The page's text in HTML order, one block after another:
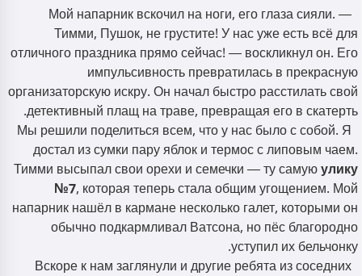
Мой напарник вскочил на ноги, его глаза сияли. —
Тимми, Пушок, не грустите! У нас уже есть всё для
отличного праздника прямо сейчас! — воскликнул он. Его
импульсивность превратилась в прекрасную
организаторскую искру. Он начал быстро расстилать свой
детективный плащ на траве, превращая его в скатерть.
Мы решили поделиться всем, что у нас было с собой. Я
достал из сумки пару яблок и термос с липовым чаем.
Тимми высыпал свои орехи и семечки — ту самуюулику
№7, которая теперь стала общим угощением. Мой
напарник нашёл в кармане несколько галет, которыми он
обычно подкармливал Ватсона, но пёс благородно
уступил их бельчонку.
Вскоре к нам заглянули и другие ребята из соседних